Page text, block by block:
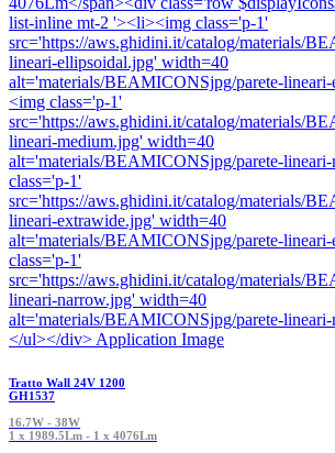
Tratto Wall 24V 1200
GH1537
16.7W - 38W
1 x 1989.5Lm - 1 x 4076Lm